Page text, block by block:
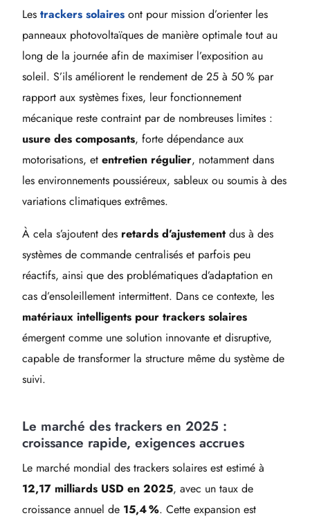
Lestrackers solaires ont pour mission d’orienter les
panneaux photovoltaïques de manière optimale tout au
long de la journée afin de maximiser l’exposition au
soleil. S’ils améliorent le rendement de 25 à 50 % par
rapport aux systèmes fixes, leur fonctionnement
mécanique reste contraint par de nombreuses limites :
usure des composants, forte dépendance aux
motorisations, etentretien régulier, notamment dans
les environnements poussiéreux, sableux ou soumis à des
variations climatiques extrêmes.
À cela s’ajoutent des retards d’ajustement dus à des
systèmes de commande centralisés et parfois peu
réactifs, ainsi que des problématiques d’adaptation en
cas d’ensoleillement intermittent. Dans ce contexte, les
matériaux intelligents pour trackers solaires
émergent comme une solution innovante et disruptive,
capable de transformer la structure même du système de
suivi.
Le marché des trackers en 2025 :
croissance rapide, exigences accrues
Le marché mondial des trackers solaires est estimé à
12,17 milliards USD en 2025, avec un taux de
croissance annuel de 15,4 %. Cette expansion est